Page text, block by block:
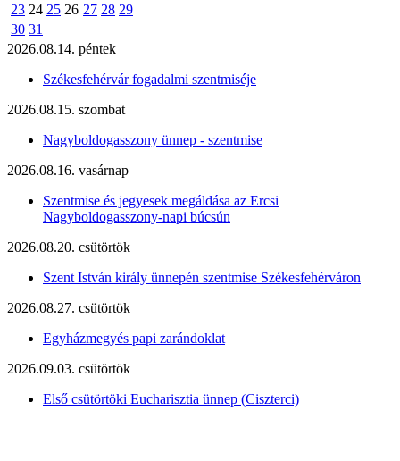
23 24 25 26 27 28 29
30 31
2026.08.14. péntek
Székesfehérvár fogadalmi szentmiséje
2026.08.15. szombat
Nagyboldogasszony ünnep - szentmise
2026.08.16. vasárnap
Szentmise és jegyesek megáldása az Ercsi
Nagyboldogasszony-napi búcsún
2026.08.20. csütörtök
Szent István király ünnepén szentmise Székesfehérváron
2026.08.27. csütörtök
Egyházmegyés papi zarándoklat
2026.09.03. csütörtök
Első csütörtöki Eucharisztia ünnep (Ciszterci)